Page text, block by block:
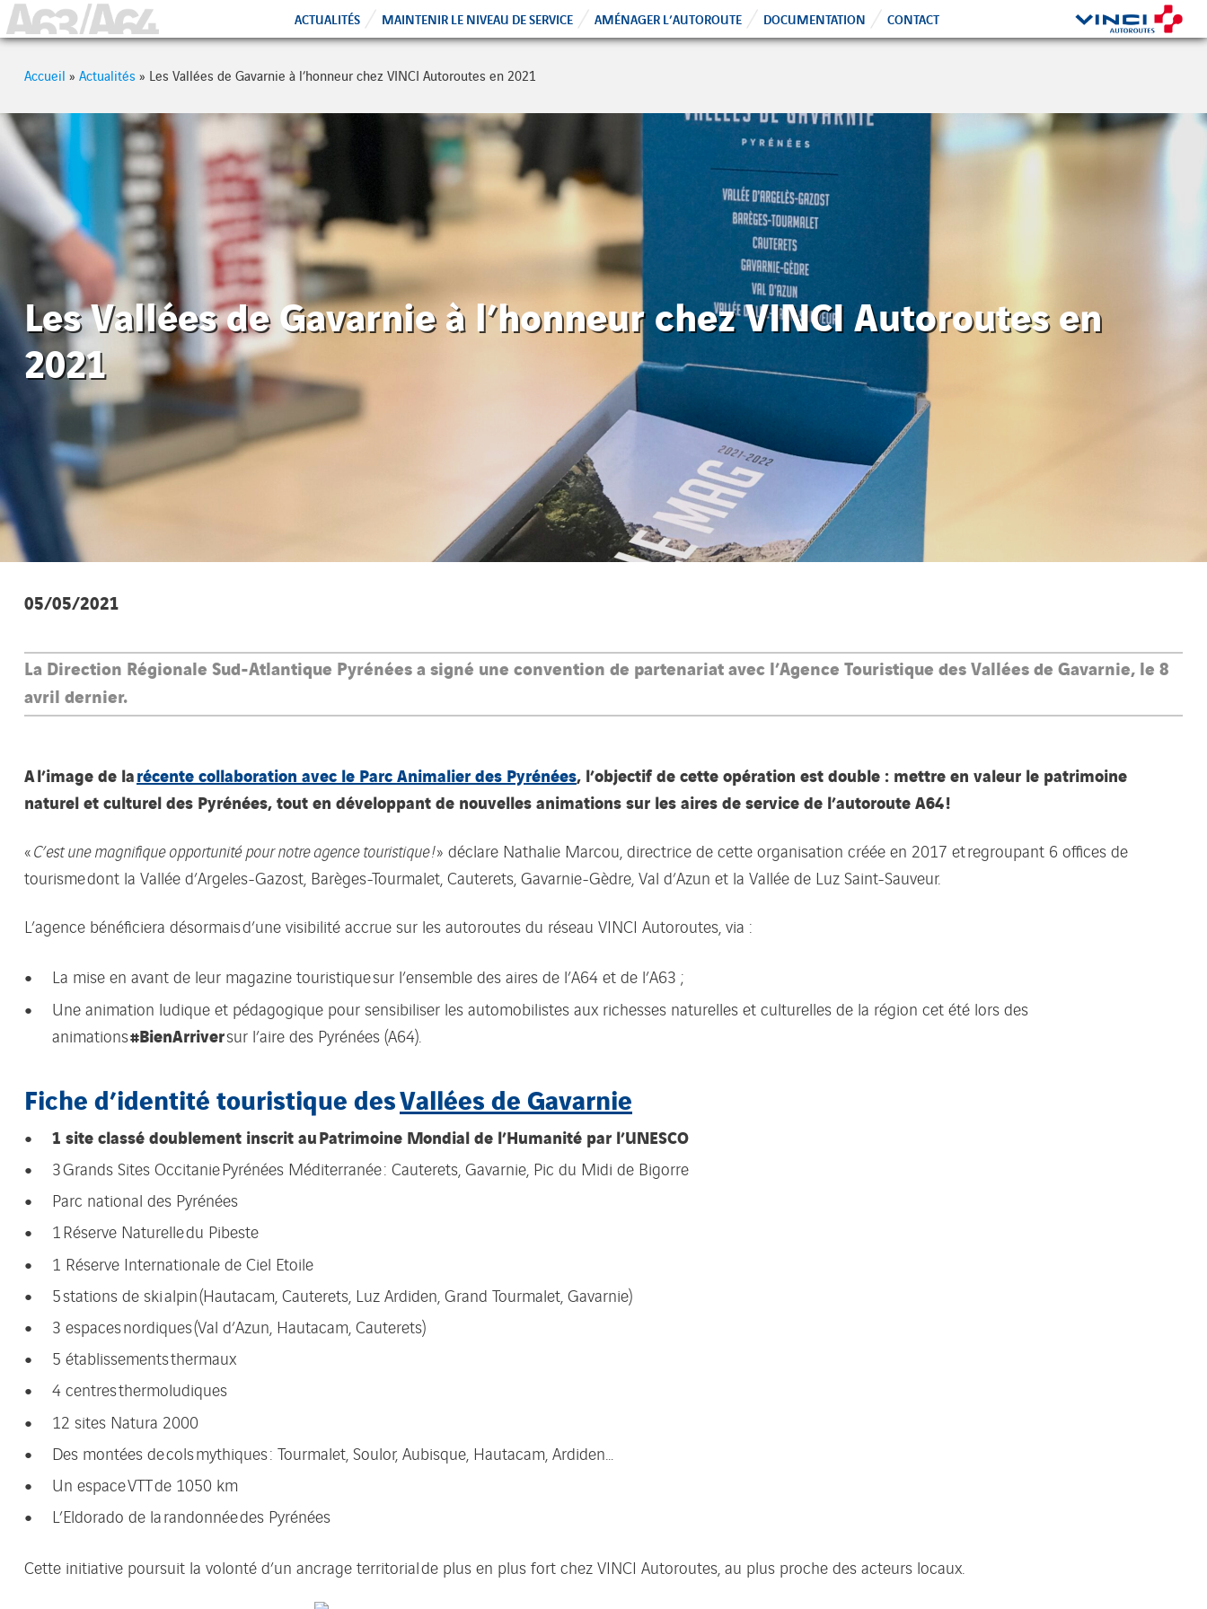
A63 - A64 ACTUALITÉS MAINTENIR LE NIVEAU DE SERVICE AMÉNAGER L’AUTOROUTE DOCUMENTATION CONTACT
Accueil » Actualités » Les Vallées de Gavarnie à l’honneur chez VINCI Autoroutes en 2021
Les Vallées de Gavarnie à l’honneur chez VINCI Autoroutes en
2021
05/05/2021
La Direction Régionale Sud-Atlantique Pyrénées a signé une convention de partenariat avec l’Agence Touristique des Vallées de Gavarnie, le 8
avril dernier.
A l’image de larécente collaboration avec le Parc Animalier des Pyrénées, l’objectif de cette opération est double : mettre en valeur le patrimoine
naturel et culturel des Pyrénées, tout en développant de nouvelles animations sur les aires de service de l’autoroute A64 !
«C’est une magnifique opportunité pour notre agence touristique!» déclare Nathalie Marcou, directrice de cette organisation créée en 2017 et regroupant 6 offices de
tourisme dont la Vallée d’Argeles-Gazost, Barèges-Tourmalet, Cauterets, Gavarnie-Gèdre, Val d’Azun et la Vallée de Luz Saint-Sauveur.
L’agence bénéficiera désormais d’une visibilité accrue sur les autoroutes du réseau VINCI Autoroutes, via :
La mise en avant de leur magazine touristique sur l’ensemble des aires de l’A64 et de l’A63 ;
Une animation ludique et pédagogique pour sensibiliser les automobilistes aux richesses naturelles et culturelles de la région cet été lors des
animations#BienArriversur l’aire des Pyrénées (A64).
Fiche d’identité touristique desVallées de Gavarnie
1 site classé doublement inscrit au Patrimoine Mondial de l’Humanité par l’UNESCO
3 Grands Sites Occitanie Pyrénées Méditerranée : Cauterets, Gavarnie, Pic du Midi de Bigorre
Parc national des Pyrénées
1 Réserve Naturelle du Pibeste
1 Réserve Internationale de Ciel Etoile
5 stations de ski alpin (Hautacam, Cauterets, Luz Ardiden, Grand Tourmalet, Gavarnie)
3 espaces nordiques (Val d’Azun, Hautacam, Cauterets)
5 établissements thermaux
4 centres thermoludiques
12 sites Natura 2000
Des montées de cols mythiques : Tourmalet, Soulor, Aubisque, Hautacam, Ardiden…
Un espace VTT de 1050 km
L’Eldorado de la randonnée des Pyrénées
Cette initiative poursuit la volonté d’un ancrage territorial de plus en plus fort chez VINCI Autoroutes, au plus proche des acteurs locaux.
Cookies management panel